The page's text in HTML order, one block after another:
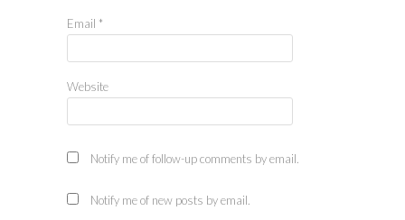
Email *
Website
Notify me of follow-up comments by email.
Notify me of new posts by email.